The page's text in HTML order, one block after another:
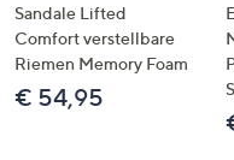
Sandale Lifted
Comfort verstellbare
Riemen Memory Foam
€ 54,95